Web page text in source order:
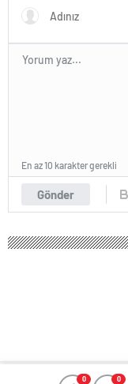
0 0
Gönder
En az 10 karakter gerekli